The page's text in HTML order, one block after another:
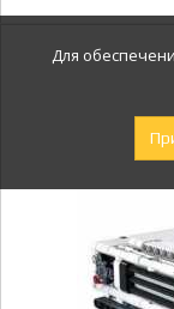
Для